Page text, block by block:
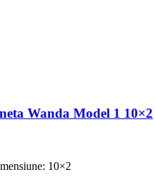
Wanda Model 1 10×2
10×2